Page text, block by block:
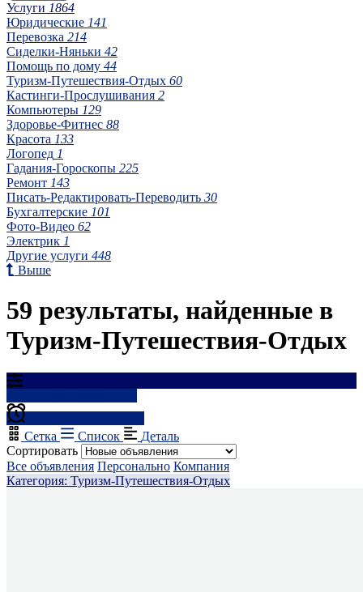
Услуги 1864
Юридические 141
Перевозка 214
Сиделки-Няньки 42
Помощь по дому 44
Туризм-Путешествия-Отдых 60
Кастинги-Прослушивания 2
Компьютеры 129
Здоровье-Фитнес 88
Красота 133
Логопед 1
Гадания-Гороскопы 225
Ремонт 143
Писать-Редактировать-Переводить 30
Бухгалтерские 101
Фото-Видео 62
Электрик 1
Другие услуги 448
Выше
59 результаты, найденные в
Туризм-Путешествия-Отдых
Сетка
Список
Деталь
Сортировать
Все объявления Персонально Компания
Категория: Туризм-Путешествия-Отдых